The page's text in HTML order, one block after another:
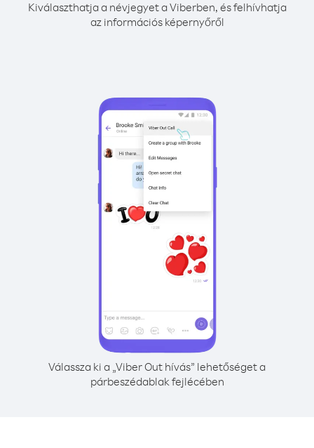
Kiválaszthatja a névjegyet a Viberben, és felhívhatja
az információs képernyőről
Válassza ki a „Viber Out hívás” lehetőséget a
párbeszédablak fejlécében